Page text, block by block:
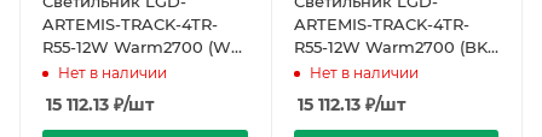
ARTEMIS-TRACK-4TR-
R55-12W Warm2700 (WH,
8-80 deg, 230V, DALI)
(Arlight, IP20 Металл,
Нет в наличии
15 112.13 ₽/шт
ARTEMIS-TRACK-4TR-
R55-12W Warm2700 (BK,
8-80 deg, 230V, DALI)
(Arlight, IP20 Металл,
Нет в наличии
15 112.13₽/шт